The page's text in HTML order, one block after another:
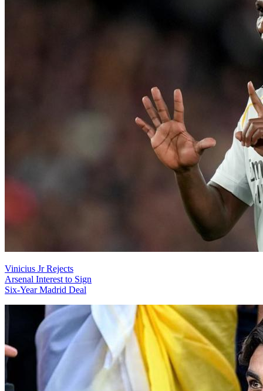
Vinicius Jr Rejects
Arsenal Interest to Sign
Six-Year Madrid Deal